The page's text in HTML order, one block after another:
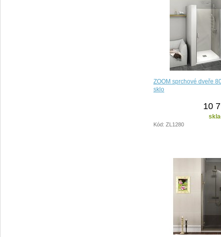
ZOOM sprchové dveře
sklo
10
Kód: ZL1280